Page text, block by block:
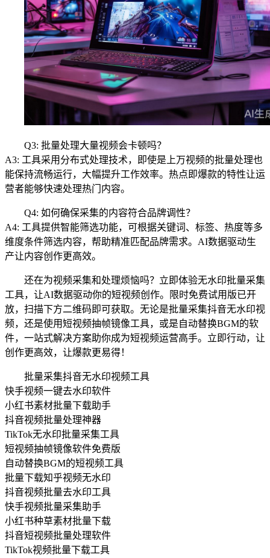
Q3: 批量处理大量视频会卡顿吗？
A3: 工具采用分布式处理技术，即使是上万视频的批量处理也
能保持流畅运行，大幅提升工作效率。热点即爆款的特性让运
营者能够快速处理热门内容。
Q4: 如何确保采集的内容符合品牌调性？
A4: 工具提供智能筛选功能，可根据关键词、标签、热度等多
维度条件筛选内容，帮助精准匹配品牌需求。AI数据驱动生
产让内容创作更高效。
还在为视频采集和处理烦恼吗？立即体验无水印批量采集
工具，让AI数据驱动你的短视频创作。限时免费试用版已开
放，扫描下方二维码即可获取。无论是批量采集抖音无水印视
频，还是使用短视频抽帧镜像工具，或是自动替换BGM的软
件，一站式解决方案助你成为短视频运营高手。立即行动，让
创作更高效，让爆款更易得！
批量采集抖音无水印视频工具
快手视频一键去水印软件
小红书素材批量下载助手
抖音视频批量处理神器
TikTok无水印批量采集工具
短视频抽帧镜像软件免费版
自动替换BGM的短视频工具
批量下载知乎视频无水印
抖音视频批量去水印工具
快手视频批量采集助手
小红书种草素材批量下载
抖音短视频批量处理软件
TikTok视频批量下载工具